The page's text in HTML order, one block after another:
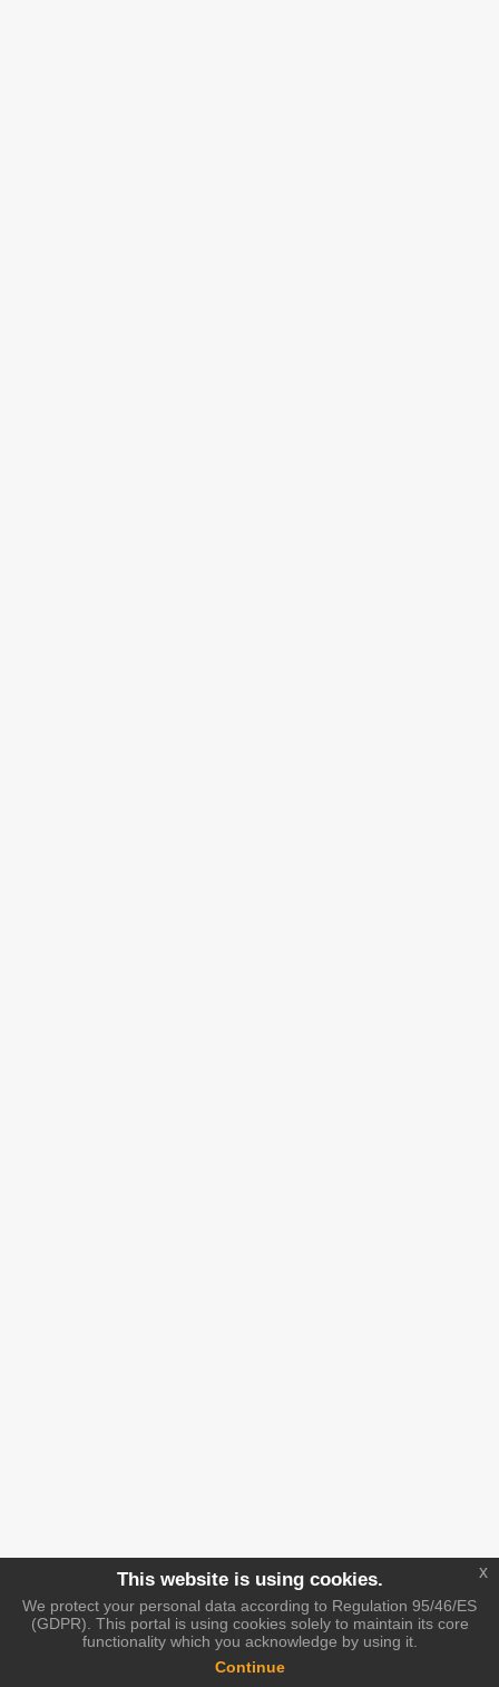
This website is using cookies.
We protect your personal data according to Regulation 95/46/ES
(GDPR). This portal is using cookies solely to maintain its core
functionality which you acknowledge by using it.
Continue
x